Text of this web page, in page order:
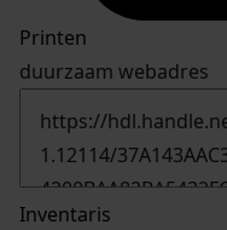
Printen
duurzaam webadres
Inventaris